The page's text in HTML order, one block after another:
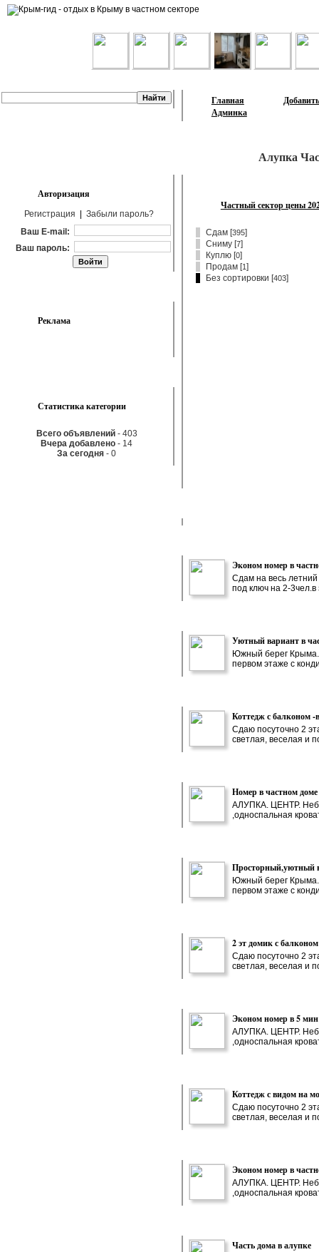
Главная
Админка
Алупка
Частный сектор цены
Сдам[395]
Сниму[7]
Куплю[0]
Продам[1]
Без сортировки [403]
Эконом номер в
Сдам на весь
под ключ на 2-
Уютный вариант в
Южный берег
первом этаже с
Коттедж с балконом -
Сдаю посуточно 2
светлая, веселая и
Номер в частном
АЛУПКА. ЦЕНТР.
,односпальная
Просторный,уютный
Южный берег
первом этаже с
2 эт домик с
Сдаю посуточно 2
светлая, веселая и
Эконом номер в 5 мин
АЛУПКА. ЦЕНТР.
,односпальная
Коттедж с видом на
Сдаю посуточно 2
светлая, веселая и
Эконом номер в
АЛУПКА. ЦЕНТР.
,односпальная
Часть дома в алупке
Авторизация
Регистрация
Забыли пароль?
Ваш E-mail:
Ваш пароль:
Реклама
Статистика категории
Всего объявлений- 403
Вчера добавлено - 14
За сегодня - 0